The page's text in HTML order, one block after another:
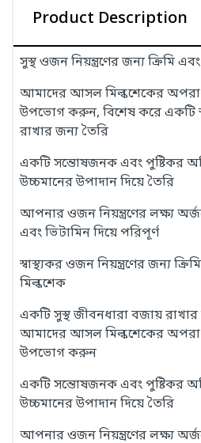
Product Description
সুস্থ ওজন নিয়ন্ত্রণের জন্য ক্রিমি
আমাদের আসল মিল্কশেকের
উপভোগ করুন, বিশেষ করে একটি
রাখার জন্য তৈরি
একটি সন্তোষজনক এবং পুষ্টিকর
উচ্চমানের উপাদান দিয়ে তৈরি
আপনার ওজন নিয়ন্ত্রণের লক্ষ্য
এবং ভিটামিন দিয়ে পরিপূর্ণ
স্বাস্থ্যকর ওজন নিয়ন্ত্রণের জন্য
মিল্কশেক
একটি সুস্থ জীবনধারা বজায়
আমাদের আসল মিল্কশেকের
উপভোগ করুন
একটি সন্তোষজনক এবং পুষ্টিকর
উচ্চমানের উপাদান দিয়ে তৈরি
আপনার ওজন নিয়ন্ত্রণের লক্ষ্য